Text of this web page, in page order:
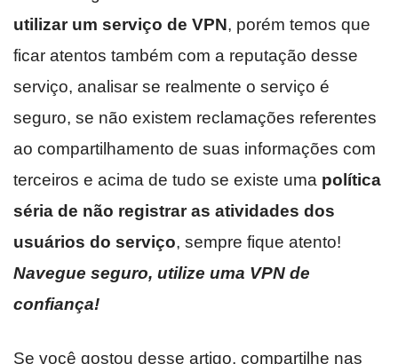
utilizar um serviço de VPN, porém temos que
ficar atentos também com a reputação desse
serviço, analisar se realmente o serviço é
seguro, se não existem reclamações referentes
ao compartilhamento de suas informações com
terceiros e acima de tudo se existe uma política
séria de não registrar as atividades dos
usuários do serviço, sempre fique atento!
Navegue seguro, utilize uma VPN de
confiança!
Se você gostou desse artigo, compartilhe nas